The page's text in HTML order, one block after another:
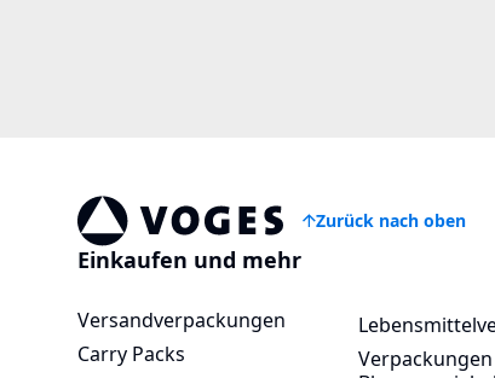
Voges Online Store
Zurück nach oben
Einkaufen und mehr
Versandverpackungen
Carry Packs